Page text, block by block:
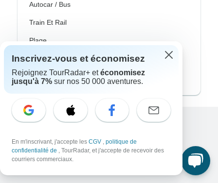
Autocar / Bus
Train Et Rail
Plage
Famille
Voyages Privés
10,000+avis sur
Inscrivez-vous et économisez
Rejoignez TourRadar+ etéconomisez
jusqu'à 7% sur nos 50 000 aventures.
En m'inscrivant, j'accepte les CGV , politique de
confidentialité de , TourRadar, et j'accepte de recevoir des
courriers commerciaux.